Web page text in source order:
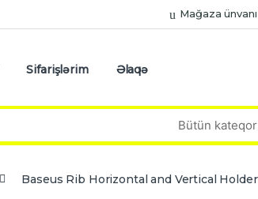
Mağaza ünvanı
Sifarişlərim Əlaqə
Baseus Rib Horizontal and Vertical